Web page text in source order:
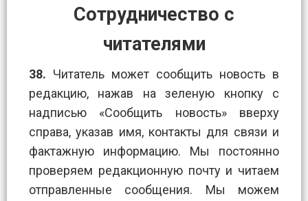
Сотрудничество с
читателями
38. Читатель может сообщить новость в
редакцию, нажав на зеленую кнопку с
надписью «Сообщить новость» вверху
справа, указав имя, контакты для связи и
фактажную информацию. Мы постоянно
проверяем редакционную почту и читаем
отправленные сообщения. Мы можем